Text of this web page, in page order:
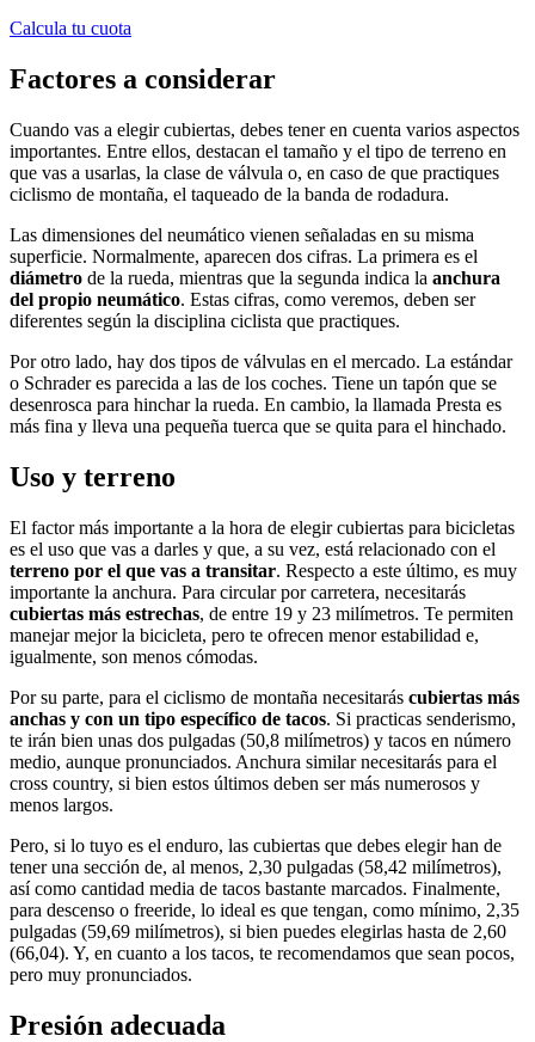
Calcula tu cuota
Factores a considerar
Cuando vas a elegir cubiertas, debes tener en cuenta varios aspectos
importantes. Entre ellos, destacan el tamaño y el tipo de terreno en
que vas a usarlas, la clase de válvula o, en caso de que practiques
ciclismo de montaña, el taqueado de la banda de rodadura.
Las dimensiones del neumático vienen señaladas en su misma
superficie. Normalmente, aparecen dos cifras. La primera es el
diámetro de la rueda, mientras que la segunda indica la anchura
del propio neumático. Estas cifras, como veremos, deben ser
diferentes según la disciplina ciclista que practiques.
Por otro lado, hay dos tipos de válvulas en el mercado. La estándar
o Schrader es parecida a las de los coches. Tiene un tapón que se
desenrosca para hinchar la rueda. En cambio, la llamada Presta es
más fina y lleva una pequeña tuerca que se quita para el hinchado.
Uso y terreno
El factor más importante a la hora de elegir cubiertas para bicicletas
es el uso que vas a darles y que, a su vez, está relacionado con el
terreno por el que vas a transitar. Respecto a este último, es muy
importante la anchura. Para circular por carretera, necesitarás
cubiertas más estrechas, de entre 19 y 23 milímetros. Te permiten
manejar mejor la bicicleta, pero te ofrecen menor estabilidad e,
igualmente, son menos cómodas.
Por su parte, para el ciclismo de montaña necesitarás cubiertas más
anchas y con un tipo específico de tacos. Si practicas senderismo,
te irán bien unas dos pulgadas (50,8 milímetros) y tacos en número
medio, aunque pronunciados. Anchura similar necesitarás para el
cross country, si bien estos últimos deben ser más numerosos y
menos largos.
Pero, si lo tuyo es el enduro, las cubiertas que debes elegir han de
tener una sección de, al menos, 2,30 pulgadas (58,42 milímetros),
así como cantidad media de tacos bastante marcados. Finalmente,
para descenso o freeride, lo ideal es que tengan, como mínimo, 2,35
pulgadas (59,69 milímetros), si bien puedes elegirlas hasta de 2,60
(66,04). Y, en cuanto a los tacos, te recomendamos que sean pocos,
pero muy pronunciados.
Presión adecuada